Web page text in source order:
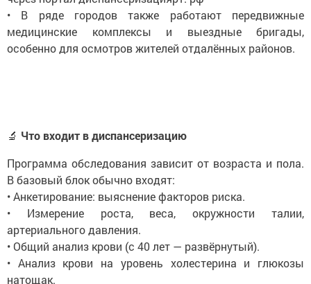
• В ряде городов также работают передвижные
медицинские комплексы и выездные бригады,
особенно для осмотров жителей отдалённых районов.
🔬 Что входит в диспансеризацию
Программа обследования зависит от возраста и пола.
В базовый блок обычно входят:
• Анкетирование: выяснение факторов риска.
• Измерение роста, веса, окружности талии,
артериального давления.
• Общий анализ крови (с 40 лет — развёрнутый).
• Анализ крови на уровень холестерина и глюкозы
натощак.